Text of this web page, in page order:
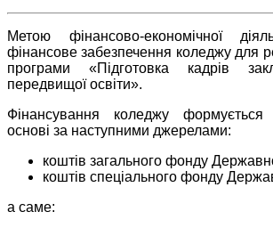
Метою фінансово-економічної
фінансове забезпечення коледжу для
програми «Підготовка кадрів
передвищої освіти».
Фінансування коледжу
основі за наступними джерелами:
коштів загального фонду
коштів спеціального фонду
а саме: